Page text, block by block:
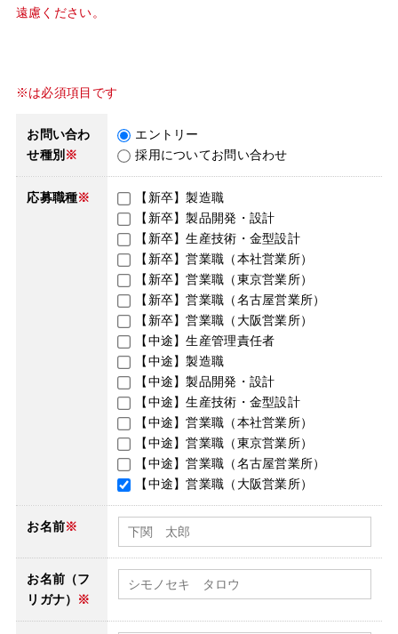
遠慮ください。
※は必須項目です
お問い合わ
せ種別 ※
エントリー
採用についてお問い合わせ
応募職種※
【新卒】製造職
【新卒】製品開発・設計
【新卒】生産技術・金型設計
【新卒】営業職（本社営業所）
【新卒】営業職（東京営業所）
【新卒】営業職（名古屋営業所）
【新卒】営業職（大阪営業所）
【中途】生産管理責任者
【中途】製造職
【中途】製品開発・設計
【中途】生産技術・金型設計
【中途】営業職（本社営業所）
【中途】営業職（東京営業所）
【中途】営業職（名古屋営業所）
【中途】営業職（大阪営業所）
お名前※
お名前（フ
リガナ）
※